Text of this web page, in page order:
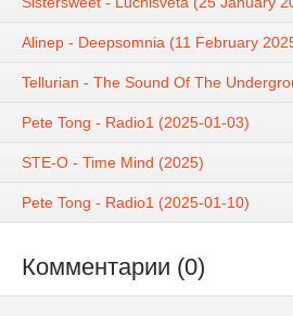
Alinep - Deepsomnia (11 February
Tellurian - The Sound Of The
Pete Tong - Radio1 (2025-01-03)
STE-O - Time Mind (2025)
Pete Tong - Radio1 (2025-01-10)
Комментарии (0)